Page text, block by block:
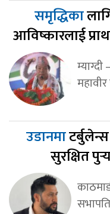
समृद्धिका
आविष्कारलाई
म्याग्दी
उडानमा
सुरक्षित